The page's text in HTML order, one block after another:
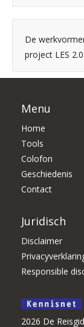
De
project LES 2.0.
Menu
Home
Tools
Colofon
Geschiedenis
Contact
Juridisch
Disclaimer
Responsible
2026 De